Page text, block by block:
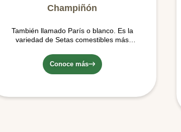
Champiñón
También llamado París o blanco. Es la
variedad de Setas comestibles más
Conoce más